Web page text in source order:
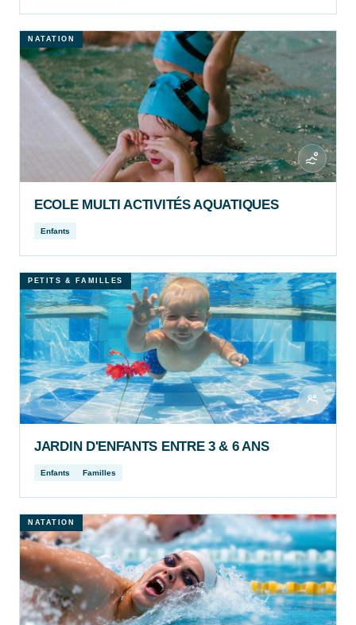
NATATION
ECOLE MULTI ACTIVITÉS AQUATIQUES
Enfants
PETITS & FAMILLES
JARDIN D'ENFANTS ENTRE 3 & 6 ANS
Enfants Familles
NATATION